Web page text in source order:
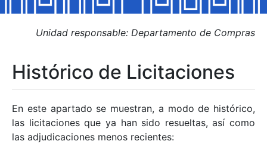
Mostrar/Ocultar
Mostrar/Ocultar
Mostrar/Ocultar
Unidad responsable: Departamento de Compras
Histórico de Licitaciones
En este apartado se muestran, a modo de histórico,
las licitaciones que ya han sido resueltas, así como
las adjudicaciones menos recientes: